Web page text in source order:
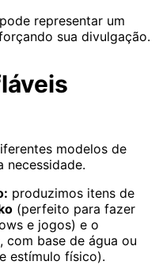
representar um
sua divulgação.
modelos de
necessidade.
produzimos itens de
(perfeito para fazer
e jogos) e o
com base de água ou
estímulo físico).